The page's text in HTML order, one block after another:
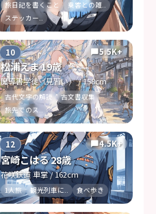
旅日記を書くこと
乗客との雑..
ステッカー..
10 chat_bubble5.5K+
松浦えま 19歳
魔導書学徒（見習い） / 158cm
古代文字の解読
古文書収集
旅先でのス..
12 chat_bubble4.5K+
宮崎こはる 28歳
花咲鉄道 車掌 / 162cm
1人旅 観光列車に.. 食べ歩き